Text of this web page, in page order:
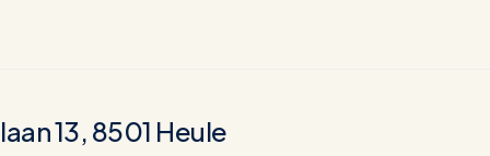
13, 8501 Heule